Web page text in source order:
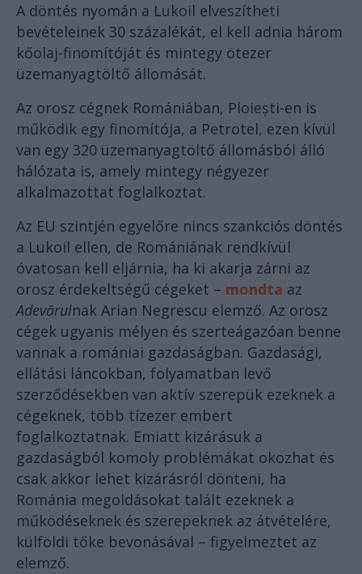
A döntés nyomán a Lukoil elveszítheti
bevételeinek 30 százalékát, el kell adnia három
kőolaj-finomítóját és mintegy ötezer
üzemanyagtöltő állomását.
Az orosz cégnek Romániában, Ploiești-en is
működik egy finomítója, a Petrotel, ezen kívül
van egy 320 üzemanyagtöltő állomásból álló
hálózata is, amely mintegy négyezer
alkalmazottat foglalkoztat.
Az EU szintjén egyelőre nincs szankciós döntés
a Lukoil ellen, de Romániának rendkívül
óvatosan kell eljárnia, ha ki akarja zárni az
orosz érdekeltségű cégeket – mondta az
Adevărulnak Arian Negrescu elemző. Az orosz
cégek ugyanis mélyen és szerteágazóan benne
vannak a romániai gazdaságban. Gazdasági,
ellátási láncokban, folyamatban levő
szerződésekben van aktív szerepük ezeknek a
cégeknek, több tízezer embert
foglalkoztatnak. Emiatt kizárásuk a
gazdaságból komoly problémákat okozhat és
csak akkor lehet kizárásról dönteni, ha
Románia megoldásokat talált ezeknek a
működéseknek és szerepeknek az átvételére,
külföldi tőke bevonásával – figyelmeztet az
elemző.